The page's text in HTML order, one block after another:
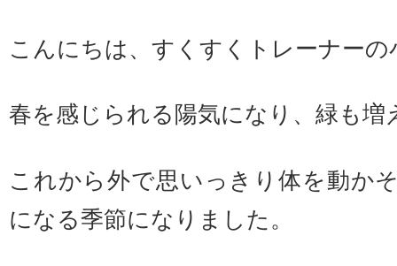
こんにちは、すくすくトレーナーの
春を感じられる陽気になり、緑も増
これから外で思いっきり体を動か
になる季節になりました。